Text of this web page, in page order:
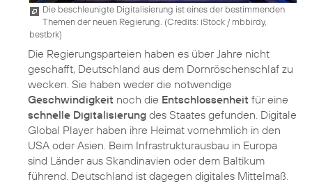
Die beschleunigte Digitalisierung ist eines der bestimmenden
Themen der neuen Regierung. (Credits: iStock / mbbirdy,
bestbrk)
Die Regierungsparteien haben es über Jahre nicht
geschafft, Deutschland aus dem Dornröschenschlaf zu
wecken. Sie haben weder die notwendige
Geschwindigkeit noch die Entschlossenheit für eine
schnelle Digitalisierung des Staates gefunden. Digitale
Global Player haben ihre Heimat vornehmlich in den
USA oder Asien. Beim Infrastrukturausbau in Europa
sind Länder aus Skandinavien oder dem Baltikum
führend. Deutschland ist dagegen digitales Mittelmaß.